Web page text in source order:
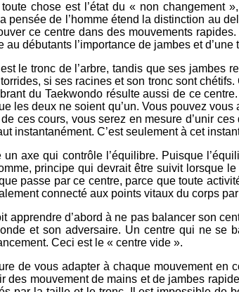
chose est l’état du « non changement
pensée de l’homme étend la distinction au
ce centre dans des mouvements
au débutants l’importance de jambes et d’une
le tronc de l’arbre, tandis que ses
si ses racines et son tronc sont
du Taekwondo résulte aussi de ce
les deux ne soient qu’un. Vous pouvez
ces cours, vous serez en mesure d’unir
instantanément. C’est seulement à cet
un axe qui contrôle l’équilibre. Puisque
principe qui devrait être suivit lorsque
passe par ce centre, parce que toute
connecté aux points vitaux du corps
apprendre d’abord à ne pas balancer son
et son adversaire. Un centre qui ne se
Ceci est le « centre vide ».
de vous adapter à chaque mouvement en
des mouvement de mains et de jambes